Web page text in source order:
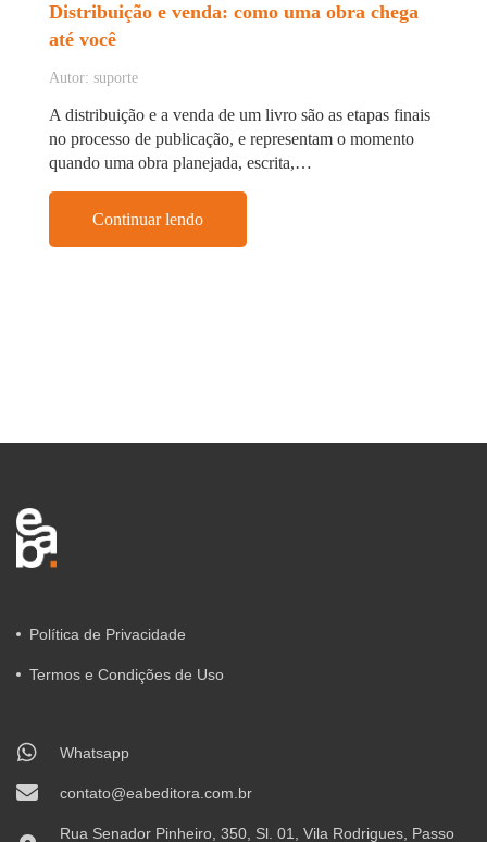
Distribuição e venda: como uma obra chega
até você
Autor: suporte
A distribuição e a venda de um livro são as etapas finais
no processo de publicação, e representam o momento
quando uma obra planejada, escrita,…
Continuar lendo
Política de Privacidade
Termos e Condições de Uso
Whatsapp
contato@eabeditora.com.br
Rua Senador Pinheiro, 350, Sl. 01, Vila Rodrigues, Passo